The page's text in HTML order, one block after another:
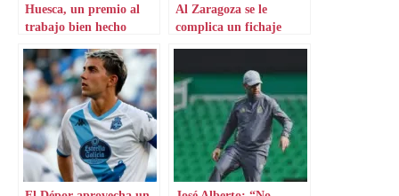
Huesca, un premio al
trabajo bien hecho
Al Zaragoza se le
complica un fichaje